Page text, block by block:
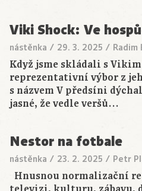
Viki Shock: Ve
nástěnka / 29. 3. 2025 / Radim
Když jsme skládali s
reprezentativní výbor z
s názvem V předsíni
jasné, že vedle veršů…
Nestor na fotbale
nástěnka / 23. 2. 2025 / Petr
Hnusnou normalizační